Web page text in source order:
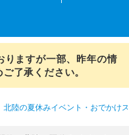
りますが一部、昨年の情
了承ください。
北陸の夏休みイベント・おでかけ